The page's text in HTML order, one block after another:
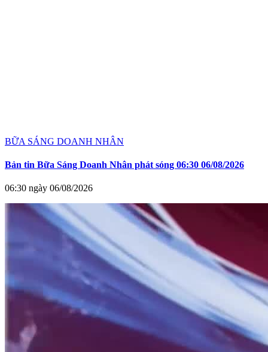
BỮA SÁNG DOANH NHÂN
Bản tin Bữa Sáng Doanh Nhân phát sóng 06:30 06/08/2026
06:30 ngày 06/08/2026